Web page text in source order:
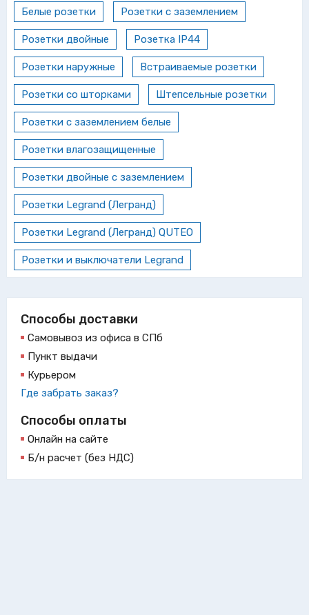
Белые розетки Розетки с заземлением
Розетки двойные Розетка IP44
Розетки наружные Встраиваемые розетки
Розетки со шторками Штепсельные розетки
Розетки с заземлением белые
Розетки влагозащищенные
Розетки двойные с заземлением
Розетки Legrand (Легранд)
Розетки Legrand (Легранд) QUTEO
Розетки и выключатели Legrand
Способы доставки
Самовывоз из офиса в СПб
Пункт выдачи
Курьером
Где забрать заказ?
Способы оплаты
Онлайн на сайте
Б/н расчет (без НДС)